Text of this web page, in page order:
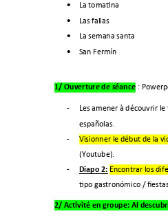
 La tomatina
 Las fallas
 La semana santa
 San Fermín
1/ Ouverture de séance :
- Les amener à découvrir
españolas.
-
Visionner le début de la
(Youtube).
-
Diapo 2: Encontrar los
tipo gastronómico /
2/ Activité en groupe: Al